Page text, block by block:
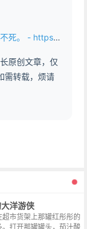
purslane.html
原创文章，仅
需转载，烦请
洋游侠
市货架上那罐红彤彤的
打开那罐罐头，茄汁酸